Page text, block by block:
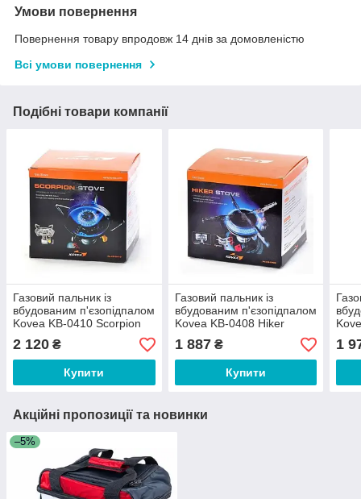
Умови повернення
Повернення товару впродовж 14 днів за домовленістю
Всі умови повернення
Подібні товари компанії
Газовий пальник із
вбудованим п'єзопідпалом
Kovea KB-0410 Scorpion
Stove
2 120 ₴
Купити
Газовий пальник із
вбудованим п'єзопідпалом
Kovea KB-0408 Hiker
1 887₴
Купити
1
Акційні пропозиції та новинки
–5%